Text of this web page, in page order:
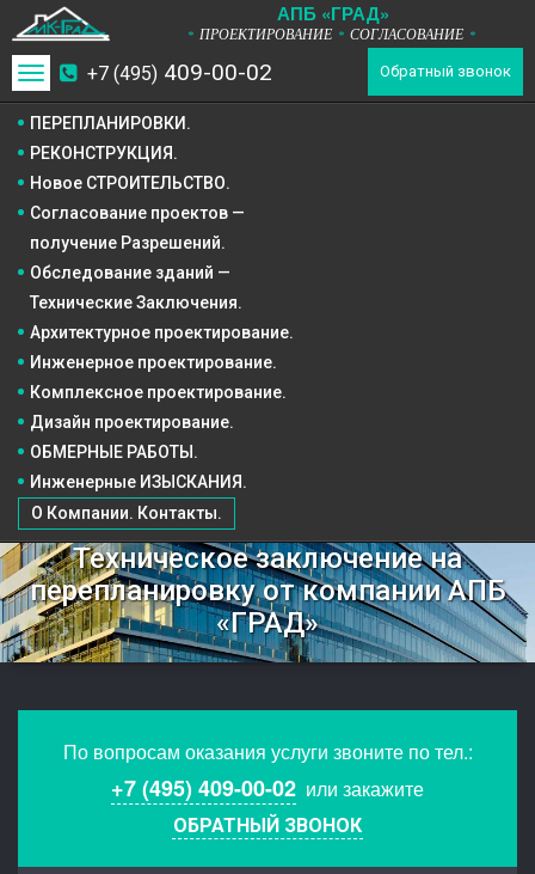
АПБ «ГРАД»
* ПРОЕКТИРОВАНИЕ * СОГЛАСОВАНИЕ *
+7 (495) 409-00-02 Обратный звонок
Toggle
navigation
ПЕРЕПЛАНИРОВКИ.
РЕКОНСТРУКЦИЯ.
Новое СТРОИТЕЛЬСТВО.
ОБМЕРНЫЕ РАБОТЫ.
Инженерные ИЗЫСКАНИЯ.
О Компании. Контакты.
Согласование проектов —
получение Разрешений.
Обследование зданий —
Технические Заключения.
Архитектурное проектирование.
Инженерное проектирование.
Комплексное проектирование.
Дизайн проектирование.
Техническое заключение на
перепланировку от компании АПБ
«ГРАД»
По вопросам оказания услуги звоните по тел.:
+7 (495) 409-00-02 или закажите
ОБРАТНЫЙ ЗВОНОК